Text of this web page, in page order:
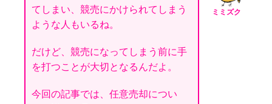
ミミズク
てしまい、競売にかけられてしまう
ような人もいるね。
だけど、競売になってしまう前に手
を打つことが大切となるんだよ。
今回の記事では、任意売却につい